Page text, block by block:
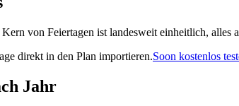
von Feiertagen ist landesweit einheitlich,
direkt in den Plan importieren.Soon kostenlos
Jahr